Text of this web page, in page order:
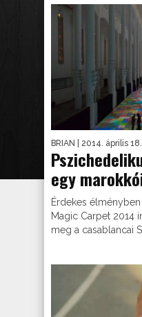
BRIAN | 2014. április
egy
Érdekes
Magic Carpet 2014
meg a casablancai